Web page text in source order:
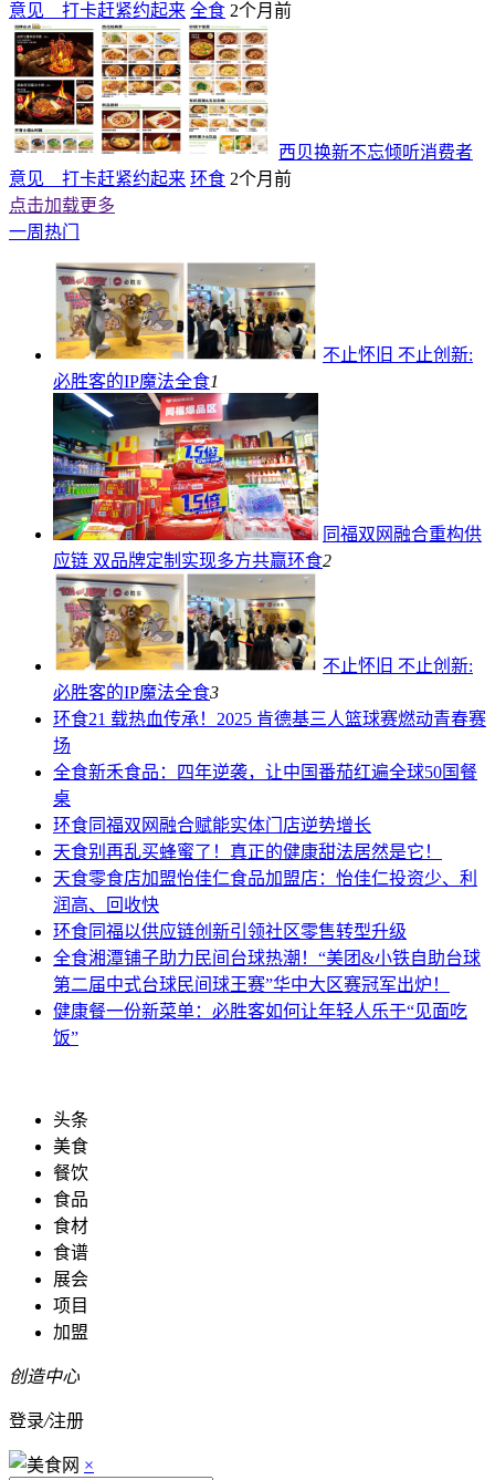
意见 打卡赶紧约起来 全食 2个月前
西贝换新不忘倾听消费者
意见 打卡赶紧约起来 环食 2个月前
点击加载更多
一周热门
不止怀旧 不止创新:
必胜客的IP魔法全食1
同福双网融合重构供
应链 双品牌定制实现多方共赢环食2
不止怀旧 不止创新:
必胜客的IP魔法全食3
环食21 载热血传承！2025 肯德基三人篮球赛燃动青春赛
场
全食新禾食品：四年逆袭，让中国番茄红遍全球50国餐
桌
环食同福双网融合赋能实体门店逆势增长
天食别再乱买蜂蜜了！真正的健康甜法居然是它！
天食零食店加盟怡佳仁食品加盟店：怡佳仁投资少、利
润高、回收快
环食同福以供应链创新引领社区零售转型升级
全食湘潭铺子助力民间台球热潮！“美团&小铁自助台球
第二届中式台球民间球王赛”华中大区赛冠军出炉！
健康餐一份新菜单：必胜客如何让年轻人乐于“见面吃
饭”
头条
美食
餐饮
食品
食材
食谱
展会
项目
加盟
创造中心
登录/注册
×